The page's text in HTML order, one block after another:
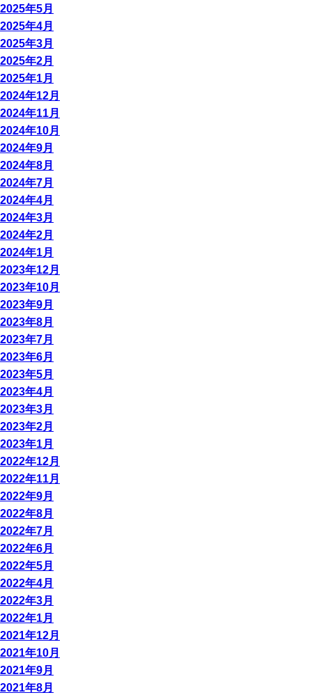
2025年5月
2025年4月
2025年3月
2025年2月
2025年1月
2024年12月
2024年11月
2024年10月
2024年9月
2024年8月
2024年7月
2024年4月
2024年3月
2024年2月
2024年1月
2023年12月
2023年10月
2023年9月
2023年8月
2023年7月
2023年6月
2023年5月
2023年4月
2023年3月
2023年2月
2023年1月
2022年12月
2022年11月
2022年9月
2022年8月
2022年7月
2022年6月
2022年5月
2022年4月
2022年3月
2022年1月
2021年12月
2021年10月
2021年9月
2021年8月